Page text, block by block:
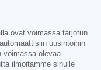
ovat voimassa tarjotun
uusintoihin
voimassa olevaa
ilmoitamme sinulle